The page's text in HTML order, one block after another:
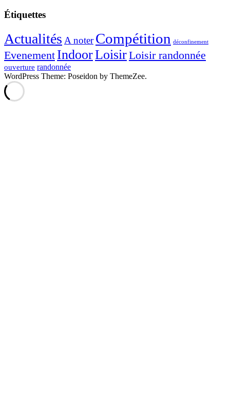
Étiquettes
Actualités A noter Compétition déconfinement
Evenement IndoorLoisirLoisir randonnée
ouverture randonnée
WordPress Theme: Poseidon by ThemeZee.